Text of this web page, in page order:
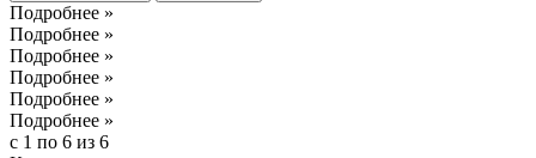
Подробнее »
Подробнее »
Подробнее »
Подробнее »
Подробнее »
Подробнее »
с 1 по 6 из 6